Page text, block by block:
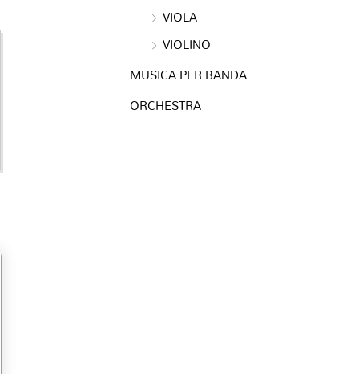
VIOLA
VIOLINO
MUSICA PER BANDA
ORCHESTRA